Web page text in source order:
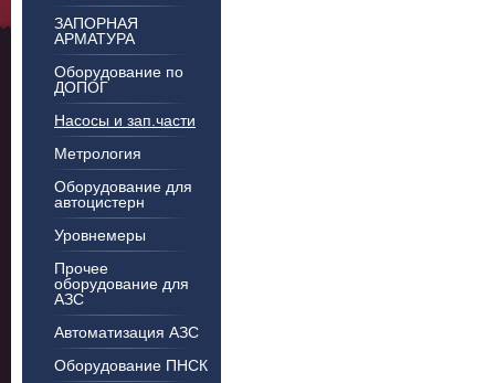
ЗАПОРНАЯ
АРМАТУРА
Оборудование по
ДОПОГ
Насосы и зап.части
Метрология
Оборудование для
автоцистерн
Уровнемеры
Прочее
оборудование для
АЗС
Автоматизация АЗС
Оборудование ПНСК